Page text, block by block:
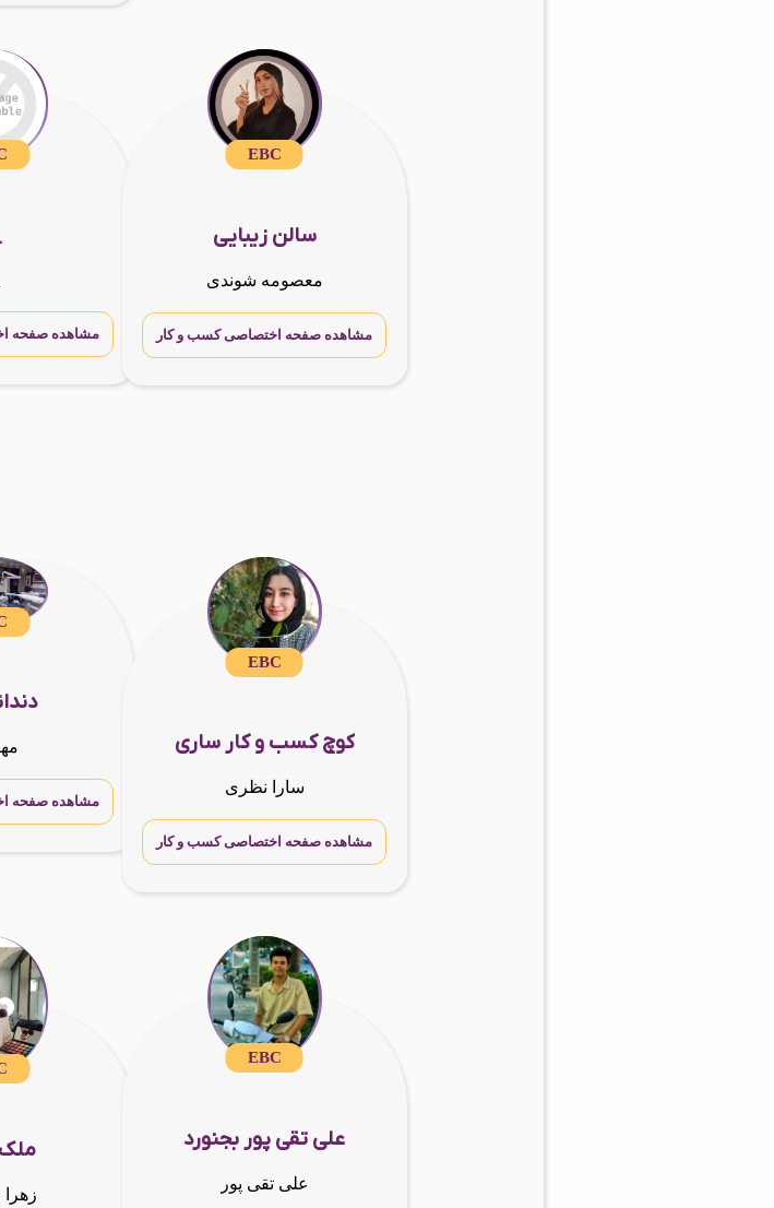
مشاهده صفحه
EBC
سالن زیبایی
معصومه شوندی
مشاهده صفحه اختصاصی کسب و کار
مشاهده صفحه
EBC
کوچ کسب و کار ساری
سارا نظری
مشاهده صفحه اختصاصی کسب و کار
EBC
علی تقی پور بجنورد
علی تقی پور